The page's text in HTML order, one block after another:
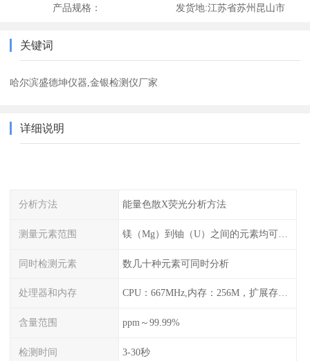
产品规格： 发货地:江苏省苏州昆山市
关键词
哈尔滨盛德坤仪器,金银检测仪厂家
详细说明
分析方法 能量色散X荧光分析方法
测量元素范围 镁（Mg）到铀（U）之间的元素均可测量
同时检测元素 数几十种元素可同时分析
处理器和内存 CPU：667MHz,内存：256M，扩展存储最大支持32G，标配2G，可以海量存储数据
含量范围 ppm～99.99%
检测时间 3-30秒